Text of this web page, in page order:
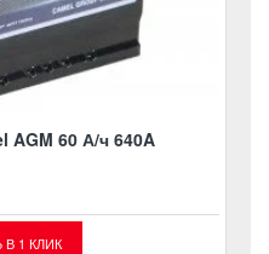
AGM 60 А/ч 640A
1 КЛИК